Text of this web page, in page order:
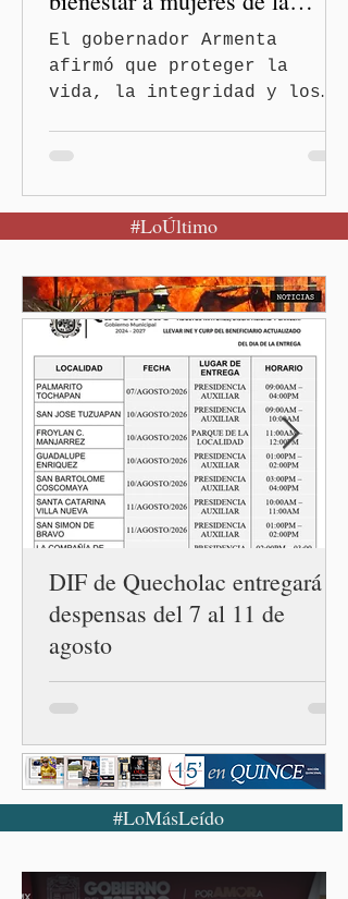
periferia urbana
El gobernador Armenta
afirmó que proteger la
vida, la integridad y los
Puebla, Pue.-Cuando una
mujer encuentra un lugar
también recupera la
esperanza de vivir sin
miedo. Con esa visión, el
gobernador Alejandro
Armenta Mier inauguró el
Centro LIBRE (Libertad,
Igualdad, Bienestar, Redes,
Emancipación) número 62 y
la Casa Carmen Serdán
número 25 en el estado, la
cuarta en la c
#LoÚltimo
DIF de Quecholac entregará
despensas del 7 al 11 de
agosto
#LoMásLeído